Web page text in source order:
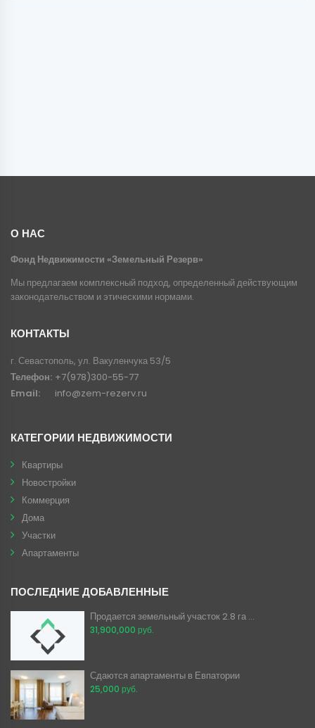
О НАС
Фонд Недвижимости «Земельный Резерв»
Мы предлагаем комплексный подход, определенный действующим
законодательством и этическими нормами.
КОНТАКТЫ
г. Севастополь, ул. Вакуленчука 53/5
Телефон: +7(978)300-55-77
Email:
info@zem-rezerv.ru
КАТЕГОРИИ НЕДВИЖИМОСТИ
Квартиры
Новостройки
Коммерция
Дома
Участки
Апартаменты
ПОСЛЕДНИЕ ДОБАВЛЕННЫЕ
Продается земельный участок 2.8 га ...
31,900,000 руб.
Сдаются апартаменты в Евпатории
25,000 руб.